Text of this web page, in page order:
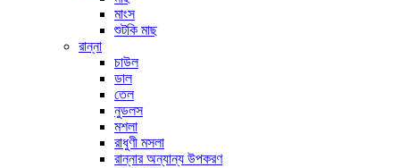
মাংস
শুটকি মাছ
রান্না
চাউল
ডাল
তেল
নুডলস
মশলা
রাধুণী মসলা
রান্নার অন্যান্য উপকরণ